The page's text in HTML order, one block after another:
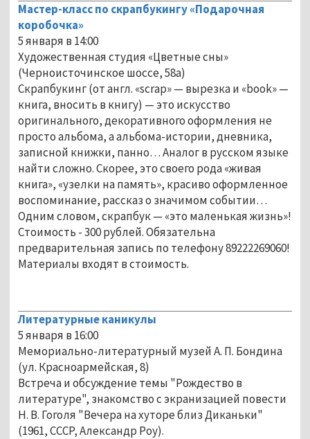
Мастер-класс по скрапбукингу «Подарочная
коробочка»
5 января в 14:00
Художественная студия «Цветные сны»
(Черноисточинское шоссе, 58а)
Скрапбукинг (от англ. «scrap» — вырезка и «book» —
книга, вносить в книгу) — это искусство
оригинального, декоративного оформления не
просто альбома, а альбома-истории, дневника,
записной книжки, панно… Аналог в русском языке
найти сложно. Скорее, это своего рода «живая
книга», «узелки на память», красиво оформленное
воспоминание, рассказ о значимом событии…
Одним словом, скрапбук — «это маленькая жизнь»!
Стоимость - 300 рублей. Обязательна
предварительная запись по телефону 89222269060!
Материалы входят в стоимость.
Литературные каникулы
5 января в 16:00
Мемориально-литературный музей А. П. Бондина
(ул. Красноармейская, 8)
Встреча и обсуждение темы "Рождество в
литературе", знакомство с экранизацией повести
Н. В. Гоголя "Вечера на хуторе близ Диканьки"
(1961, СССР, Александр Роу).